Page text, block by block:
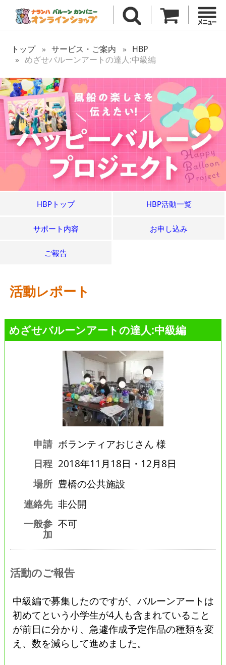
トップ サービス・ご案内
HBP
めざせバルーンアートの達人:中級編
HBPトップ HBP活動一覧
サポート内容 お申し込み
ご報告
活動レポート
めざせバルーンアートの達人:中級編
申請 ボランティアおじさん 様
日程 2018年11月18日・12月8日
場所 豊橋の公共施設
連絡先 非公開
一般参
加
不可
活動のご報告
中級編で募集したのですが、バルーンアートは
初めてという小学生が4人も含まれていること
が前日に分かり、急遽作成予定作品の種類を変
え、数を減らして進めました。